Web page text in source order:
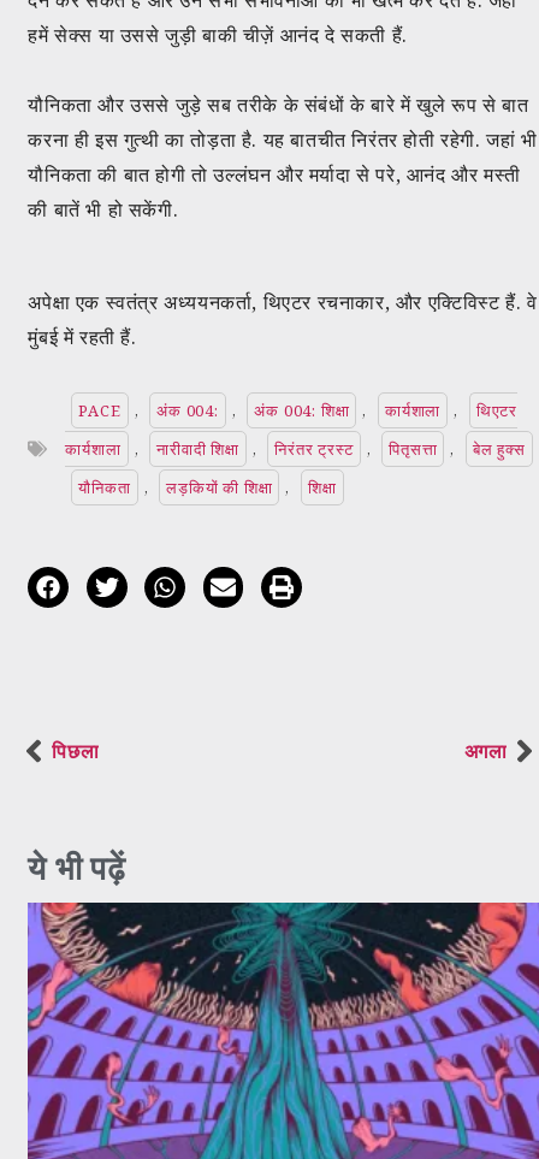
हमें सेक्स या उससे जुड़ी बाकी चीज़ें आनंद दे सकती हैं.
यौनिकता और उससे जुड़े सब तरीके के संबंधों के बारे में खुले रूप से बात
करना ही इस गुत्थी का तोड़ता है. यह बातचीत निरंतर होती रहेगी. जहां भी
यौनिकता की बात होगी तो उल्लंघन और मर्यादा से परे, आनंद और मस्ती
की बातें भी हो सकेंगी.
अपेक्षा एक स्वतंत्र अध्ययनकर्ता, थिएटर रचनाकार, और एक्टिविस्ट हैं. वे
मुंबई में रहती हैं.
PACE , अंक 004: , अंक 004: शिक्षा , कार्यशाला ,
थिएटर
कार्यशाला
, नारीवादी शिक्षा , निरंतर ट्रस्ट , पितृसत्ता , बेल हुक्स
यौनिकता
, लड़कियों की शिक्षा , शिक्षा
पिछला अगला
ये भी पढ़ें